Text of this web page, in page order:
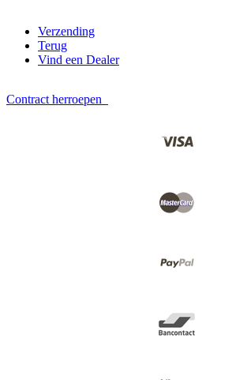
Verzending
Terug
Vind een Dealer
Contract herroepen